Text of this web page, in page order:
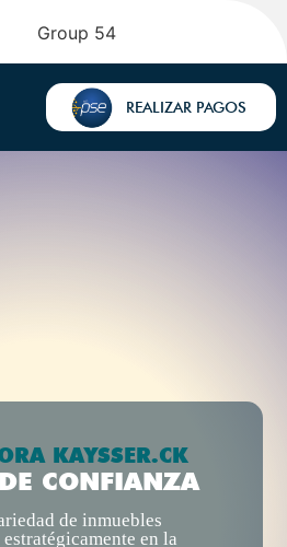
REALIZAR PAGOS
KAYSSER.CK
CONFIANZA
de inmuebles
en la